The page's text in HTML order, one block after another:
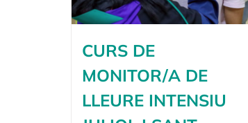
CURS DE
MONITOR/A DE
LLEURE INTENSIU